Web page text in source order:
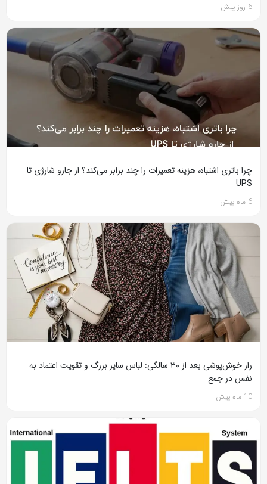
6 روز پیش
چرا باتری اشتباه، هزینه تعمیرات را چند برابر می‌کند؟ از جارو شارژی تا
UPS
6 ماه پیش
راز خوش‌پوشی بعد از ۳۰ سالگی: لباس سایز بزرگ و تقویت اعتماد به
نفس در جمع
10 ماه پیش